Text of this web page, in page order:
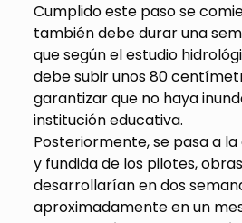
Cumplido este paso se
también debe durar una
que según el estudio
debe subir unos 80
garantizar que no haya
institución educativa.
Posteriormente, se pasa a
y fundida de los pilotes,
desarrollarían en dos
aproximadamente en un